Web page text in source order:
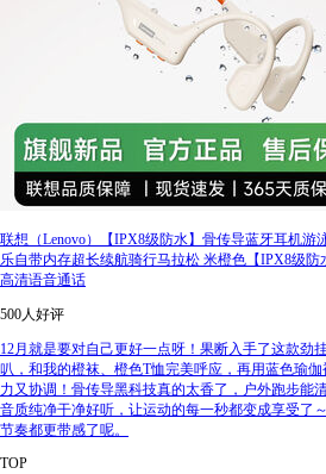
联想（Lenovo）【IPX8级防水】骨传导蓝牙耳机游
乐自带内存超长续航骑行马拉松 米橙色【IPX8级
高清语音通话
500人好评
12月就是要对自己更好一点呀！果断入手了这款劲
叭，和我的橙袜、橙色T恤完美呼应，再用蓝色瑜
力又协调！骨传导黑科技真的太香了，户外跑步能
音质纯净干净好听，让运动的每一秒都变成享受了
节奏都更带感了呢。
TOP